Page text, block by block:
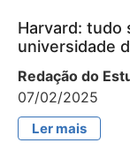
Harvard: tudo
universidade
Redação do
07/02/2025
Ler mais